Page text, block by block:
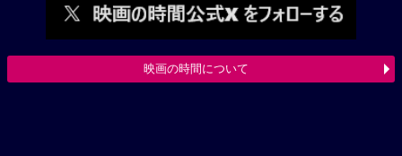
映画の時間について